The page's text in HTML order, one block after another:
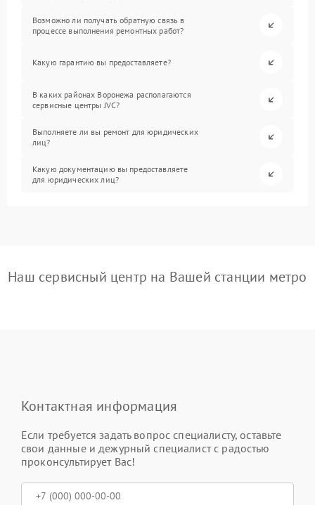
Возможно ли получать обратную связь в
процессе выполнения ремонтных работ?
Какую гарантию вы предоставляете?
В каких районах Воронежа располагаются
сервисные центры JVC?
Выполняете ли вы ремонт для юридических
лиц?
Какую документацию вы предоставляете
для юридических лиц?
Наш сервисный центр на Вашей станции метро
Контактная информация
Если требуется задать вопрос специалисту, оставьте
свои данные и дежурный специалист с радостью
проконсультирует Вас!